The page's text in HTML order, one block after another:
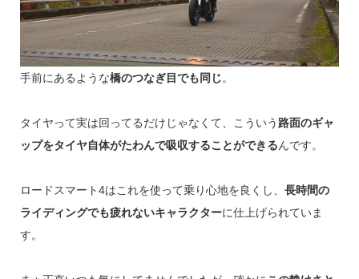
手前にあるような橋のつなぎ目でも同じ。
タイヤって実は回ってるだけじゃなくて、こういう 路面のギャ
ップをタイヤ自体がたわんで吸収することができるんです。
ロードスマート4はこれを使って乗り心地を良くし、 長時間の
ライディングでも疲れないキャラクターに仕上げられていま
す。